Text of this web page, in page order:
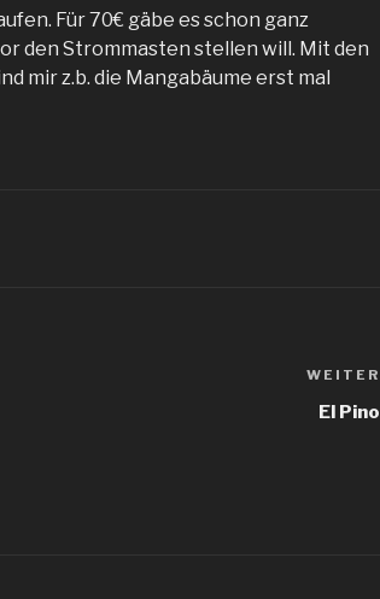
Für 70€ gäbe es schon ganz
den Strommasten stellen will. Mit den
mir z.b. die Mangabäume erst mal
WEITER
El Pino